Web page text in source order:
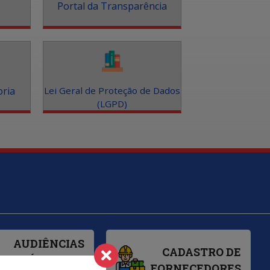
Portal da Transparência
Lei Geral de Proteção de Dados
(LGPD)
AUDIÊNCIAS
PÚBLICAS -
CADASTRO DE